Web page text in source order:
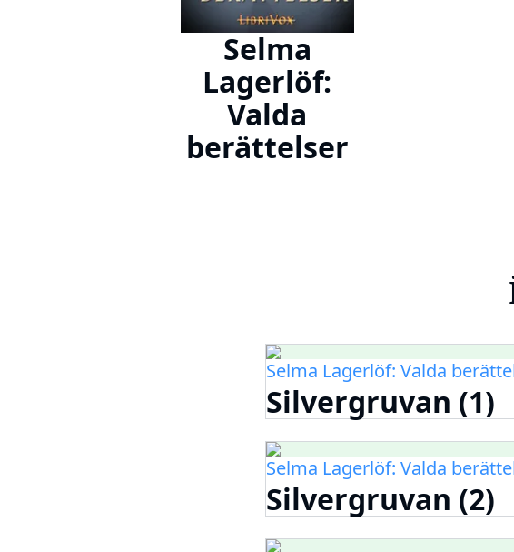
Selma
Lagerlöf:
Valda
berättelser
Selma Lagerlöf: Valda
Silvergruvan (1)
Selma Lagerlöf: Valda
Silvergruvan (2)